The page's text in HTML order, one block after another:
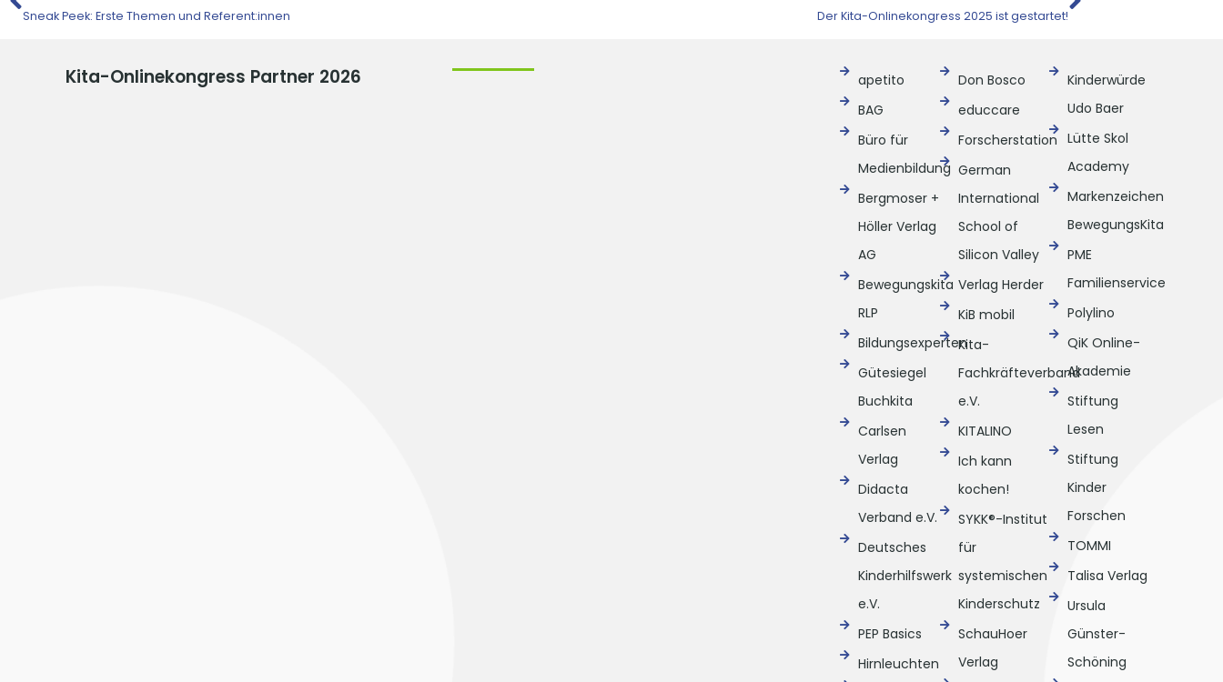
Sneak Peek: Erste Themen und Referent:innen Der Kita-Onlinekongress 2025 ist gestartet!
Kita-Onlinekongress Partner 2026
apetito
BAG
Büro für
Medienbildung
Bergmoser +
Höller Verlag
AG
Bewegungskita
RLP
Bildungsexperten
Gütesiegel
Buchkita
Carlsen
Verlag
Didacta
Verband e.V.
Deutsches
Kinderhilfswerk
e.V.
PEP Basics
Hirnleuchten
Don Bosco
educcare
Forscherstation
German
International
School of
Silicon Valley
Verlag Herder
KiB mobil
Kita-
Fachkräfteverband
e.V.
KITALINO
Ich kann
kochen!
SYKK®-Institut
für
systemischen
Kinderschutz
SchauHoer
Verlag
Kinderwürde
Udo Baer
Lütte Skol
Academy
Markenzeichen
BewegungsKita
PME
Familienservice
Polylino
QiK Online-
Akademie
Stiftung
Lesen
Stiftung
Kinder
Forschen
TOMMI
Talisa Verlag
Ursula
Günster-
Schöning